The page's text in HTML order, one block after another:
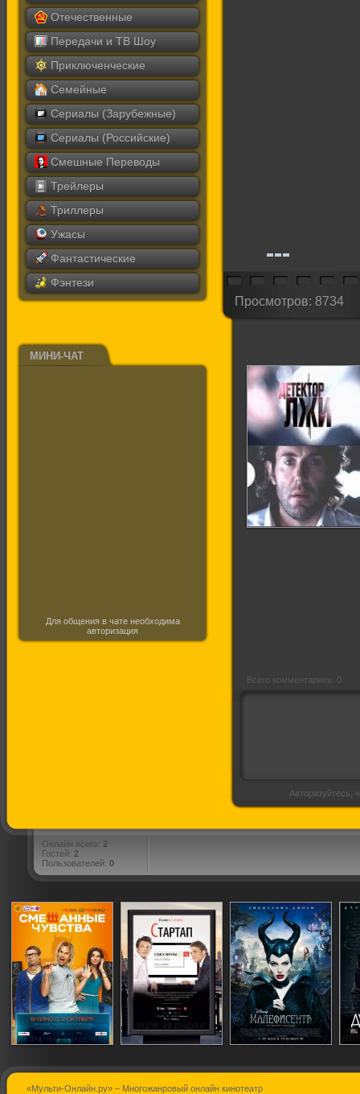
Отечественные
Передачи и ТВ Шоу
Приключенческие
Семейные
Сериалы (Зарубежные)
Сериалы (Российские)
Смешные Переводы
Трейлеры
Триллеры
Ужасы
Фантастические
Фэнтези
МИНИ-ЧАТ
Для общения в чате необходима
авторизация
Просмотров: 8734
Всего комментариев: 0
Авторизуйтесь,
Онлайн всего: 2
Гостей: 2
Пользователей: 0
«Мульти-Онлайн.ру» – Многожанровый онлайн кинотеатр